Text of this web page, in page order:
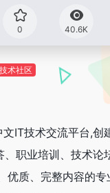
0 40.6K
技术社区
IT技术交流平台,创
、职业培训、技术论
优质、完整内容的专